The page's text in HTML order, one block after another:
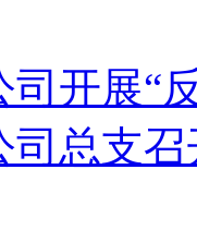
开展“
司总支